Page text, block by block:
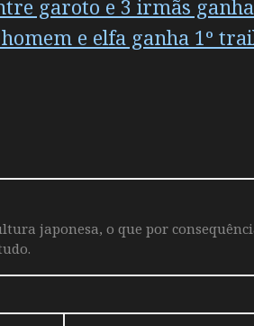
garoto e 3 irmãs
e elfa ganha 1º
japonesa, o que por